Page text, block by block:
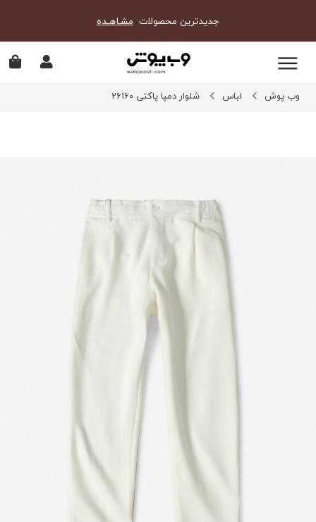
جدیدترین محصولات مشـاهـده
وب پوش لباس شلوار دمپا پاکتی 26160